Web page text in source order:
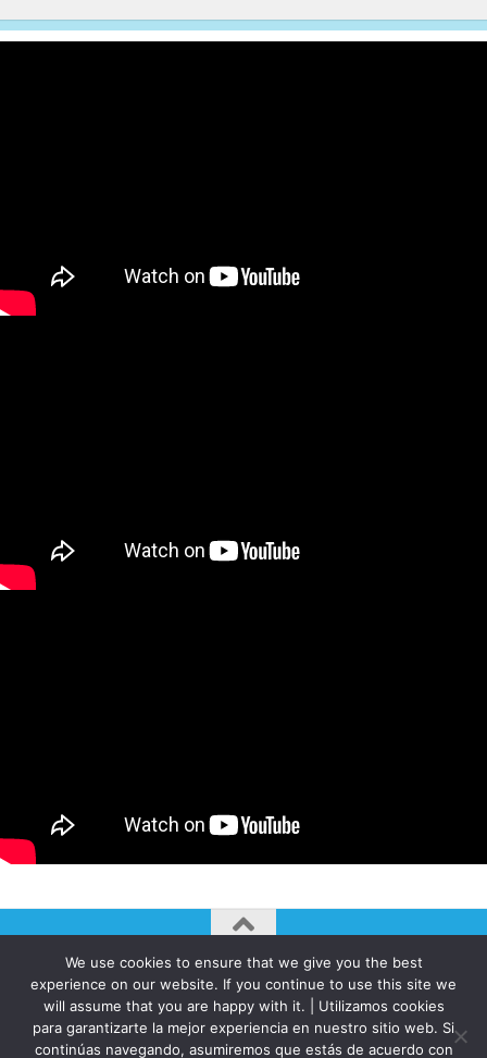
AUTOGIRO/el giro del arte actual © JAVIER MARTINEZ 2026. All
Rights Reserved.
Funciona con - Diseñado con elTema Hueman
We use cookies to ensure that we give you the best
experience on our website. If you continue to use this site we
will assume that you are happy with it. | Utilizamos cookies
para garantizarte la mejor experiencia en nuestro sitio web. Si
continúas navegando, asumiremos que estás de acuerdo con